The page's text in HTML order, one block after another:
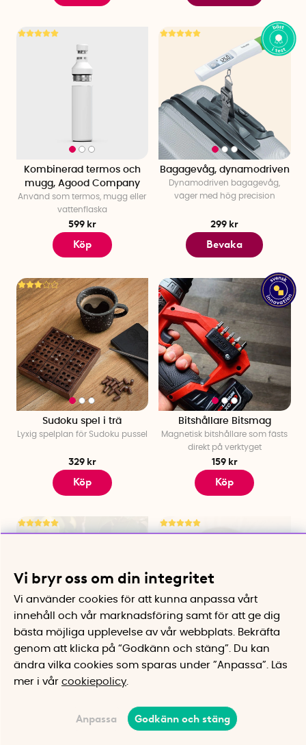
Kombinerad termos och
mugg, Agood Company
Använd som termos, mugg eller
vattenflaska
599 kr
Köp
Bagagevåg, dynamodriven
Dynamodriven bagagevåg,
väger med hög precision
299 kr
Bevaka
Sudoku spel i trä
Lyxig spelplan för Sudoku pussel
329 kr
Köp
Bitshållare Bitsmag
Magnetisk bitshållare som fästs
direkt på verktyget
159 kr
Köp
Solcellsdrivet
Automatiskt bevattningssystem
Köp
Sovmask med trådlösa
hörlurar
Köp
Vi bryr oss om din integritet
Vi använder cookies för att kunna anpassa vårt
innehåll och vår marknadsföring samt för att ge dig
bästa möjliga upplevelse av vår webbplats.
Bekräfta
genom att klicka på “Godkänn och stäng”. Du kan
ändra vilka cookies som sparas under ”Anpassa”.
Läs
mer i vår cookiepolicy
Anpassa Godkänn och stäng